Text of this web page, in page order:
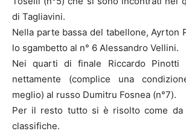
di Tagliavini.
Nella parte bassa del tabellone, Ayrton
lo sgambetto al n° 6 Alessandro Vellini.
Nei quarti di finale Riccardo Pinotti
nettamente (complice una
meglio) al russo Dumitru Fosnea (n°7).
Per il resto tutto si è risolto come da
classifiche.